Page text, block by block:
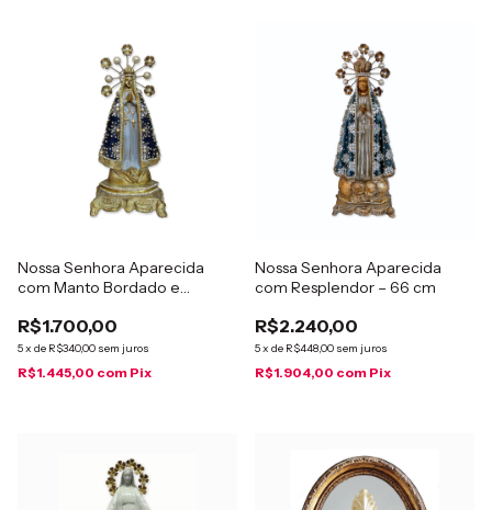
Nossa Senhora Aparecida
com Manto Bordado e
R$1.700,00
5x de R$340,00 sem juros
R$1.445,00 com Pix
Nossa Senhora Aparecida
com Resplendor – 66 cm
R$2.240,00
5x de R$448,00 sem juros
R$1.904,00 com Pix